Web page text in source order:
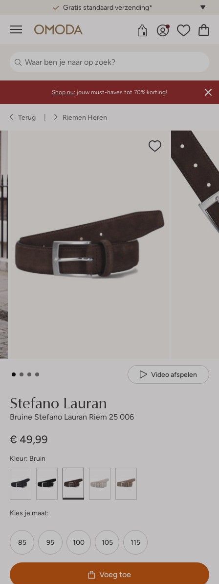
Gratis standaard verzending*
Menu
Shop nu: jouw must-haves tot 70% korting!
Terug Riemen Heren
Video afspelen
Stefano Lauran
Bruine Stefano Lauran Riem 25 006
€ 49,99
Kleur: Bruin
Kies je maat:
85 95 100 105 115
Voeg toe